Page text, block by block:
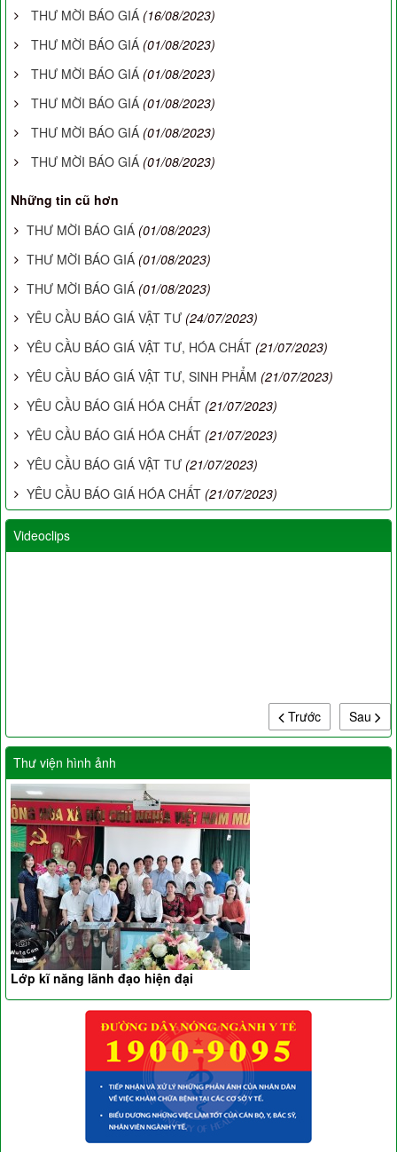
THƯ MỜI BÁO GIÁ (16/08/2023)
THƯ MỜI BÁO GIÁ (01/08/2023)
THƯ MỜI BÁO GIÁ (01/08/2023)
THƯ MỜI BÁO GIÁ (01/08/2023)
THƯ MỜI BÁO GIÁ (01/08/2023)
THƯ MỜI BÁO GIÁ (01/08/2023)
Những tin cũ hơn
THƯ MỜI BÁO GIÁ (01/08/2023)
THƯ MỜI BÁO GIÁ (01/08/2023)
THƯ MỜI BÁO GIÁ (01/08/2023)
YÊU CẦU BÁO GIÁ VẬT TƯ (24/07/2023)
YÊU CẦU BÁO GIÁ VẬT TƯ, HÓA CHẤT (21/07/2023)
YÊU CẦU BÁO GIÁ VẬT TƯ, SINH PHẨM (21/07/2023)
YÊU CẦU BÁO GIÁ HÓA CHẤT (21/07/2023)
YÊU CẦU BÁO GIÁ HÓA CHẤT (21/07/2023)
YÊU CẦU BÁO GIÁ VẬT TƯ (21/07/2023)
YÊU CẦU BÁO GIÁ HÓA CHẤT (21/07/2023)
Videoclips
Sau
Trước
Thư viện hình ảnh
Lớp kĩ năng lãnh đạo hiện đại